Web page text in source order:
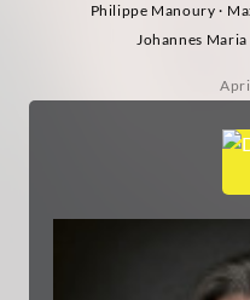
Philippe Manoury ·
Johannes Maria